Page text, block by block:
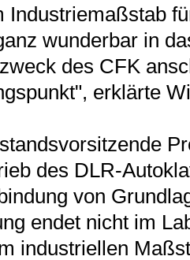
Industriemaßstab
wunderbar in
des CFK
erklärte
des DLR-
von
endet nicht im
industriellen